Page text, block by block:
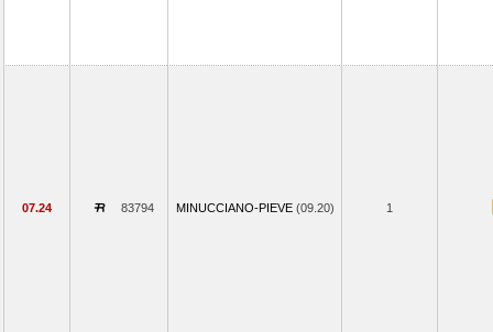
07.24 83794 MINUCCIANO-PIEVE (09.20) 1